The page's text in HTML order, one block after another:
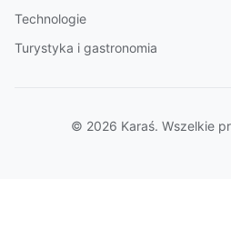
Technologie
Turystyka i gastronomia
© 2026 Karaś. Wszelkie